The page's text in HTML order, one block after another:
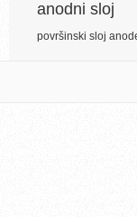
anodni sloj
površinski sloj